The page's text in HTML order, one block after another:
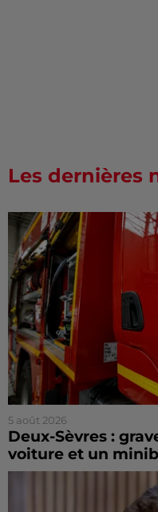
Les dernières
5 août 2026
Deux-Sèvres :
voiture et un